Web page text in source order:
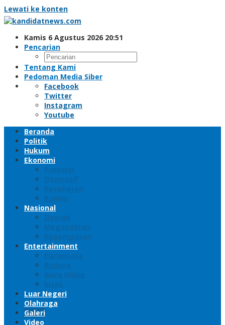
Lewati ke konten
Kamis 6 Agustus 2026 20:51
Pencarian
Tentang Kami
Pedoman Media Siber
Facebook
Twitter
Instagram
Youtube
Beranda
Politik
Hukum
Ekonomi
Properti
Otomotif
Kesehatan
Kuliner
Nasional
Daerah
Megapolitan
Kepemudaan
Entertainment
Pariwisata
Budaya
Gaya Hidup
Iptek
Luar Negeri
Olahraga
Galeri
Video